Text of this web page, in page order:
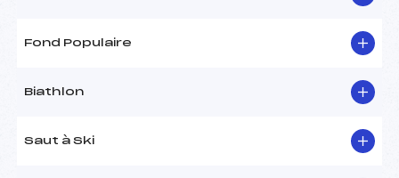
Fond Populaire
Biathlon
Saut à Ski